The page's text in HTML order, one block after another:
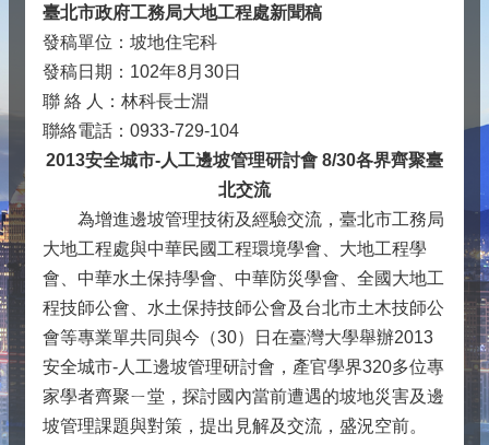
臺北市政府工務局大地工程處新聞稿
發稿單位：坡地住宅科
發稿日期：102年8月30日
聯 絡 人：林科長士淵
聯絡電話：0933-729-104
2013安全城市-人工邊坡管理研討會 8/30各界齊聚臺
北交流
為增進邊坡管理技術及經驗交流，臺北市工務局
大地工程處與中華民國工程環境學會、大地工程學
會、中華水土保持學會、中華防災學會、全國大地工
程技師公會、水土保持技師公會及台北市土木技師公
會等專業單共同與今（30）日在臺灣大學舉辦2013
安全城市-人工邊坡管理研討會，產官學界320多位專
家學者齊聚ㄧ堂，探討國內當前遭遇的坡地災害及邊
坡管理課題與對策，提出見解及交流，盛況空前。